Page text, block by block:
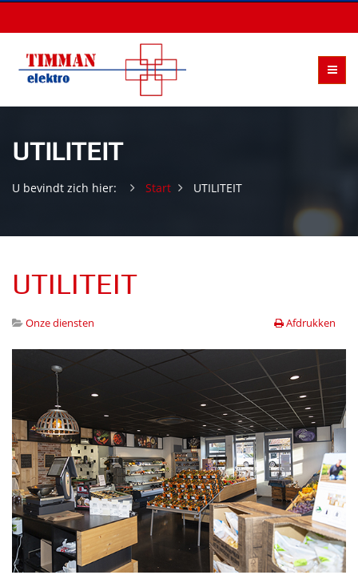
UTILITEIT
U bevindt zich hier: Start UTILITEIT
UTILITEIT
Afdrukken
Onze diensten